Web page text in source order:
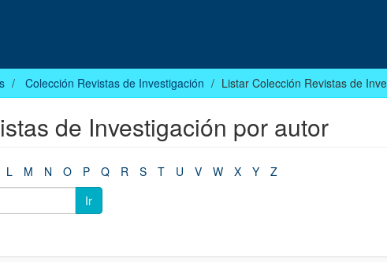
Colección Revistas de Investigación Listar Colección Revistas de
de Investigación por autor
L M N O P Q R S T U V W X Y
Z
Ir